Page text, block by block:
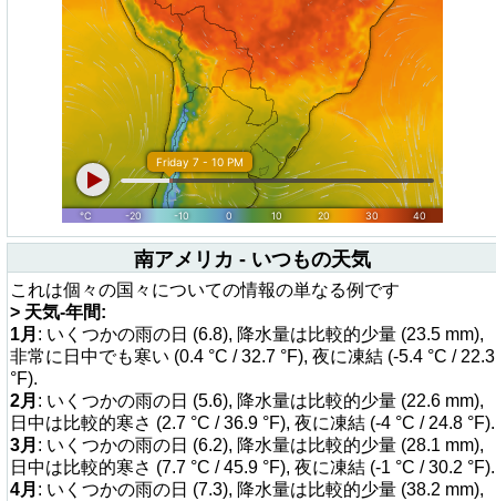
南アメリカ - いつもの天気
これは個々の国々についての情報の単なる例です
> 天気-年間:
1月 : いくつかの雨の日 (6.8), 降水量は比較的少量 (23.5 mm),
非常に日中でも寒い (0.4 °C / 32.7 °F), 夜に凍結 (-5.4 °C / 22.3
°F).
2月 : いくつかの雨の日 (5.6), 降水量は比較的少量 (22.6 mm),
日中は比較的寒さ (2.7 °C / 36.9 °F), 夜に凍結 (-4 °C / 24.8 °F).
3月 : いくつかの雨の日 (6.2), 降水量は比較的少量 (28.1 mm),
日中は比較的寒さ (7.7 °C / 45.9 °F), 夜に凍結 (-1 °C / 30.2 °F).
4月 : いくつかの雨の日 (7.3), 降水量は比較的少量 (38.2 mm),